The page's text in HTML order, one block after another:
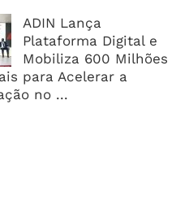
ADIN Lança
Plataforma Digital e
Mobiliza 600 Milhões
para Acelerar a
no ...
Sobe Para 75,2% do
Desloca-se Para o
Interno